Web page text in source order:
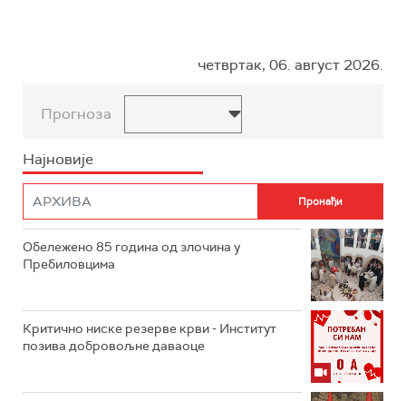
четвртак, 06. август 2026.
Прогноза
Најновије
Обележено 85 година од злочина у
Пребиловцима
Критично ниске резерве крви - Институт
позива добровољне даваоце